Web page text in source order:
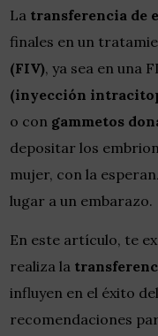
La transferencia de
finales en un
(FIV), ya sea en una
(inyección
o con gammetos
depositar los
mujer, con la
lugar a un embarazo.
En este artículo, te
realiza la
influyen en el éxito
recomendaciones